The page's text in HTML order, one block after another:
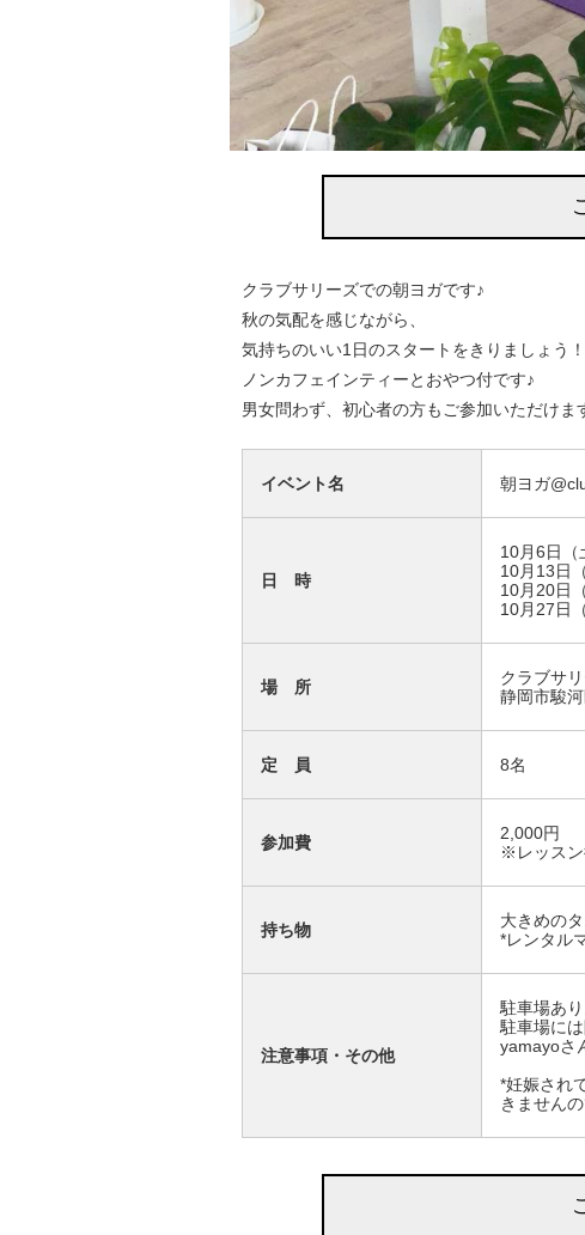
クラブサリーズでの朝ヨガです♪
秋の気配を感じながら、
気持ちのいい1日のスタートをきりましょう！
ノンカフェインティーとおやつ付です♪
男女問わず、初心者の方もご参加いただけま
イベント名 朝ヨガ
日 時
10月6日（
10月13日
10月20日
10月27日
場 所
クラブサ
静岡市駿
定 員 8名
参加費
2,000円
※レッスン
持ち物
大きめの
*レンタル
注意事項・その他
駐車場あり
駐車場に
yamayoさ
*妊娠され
きません